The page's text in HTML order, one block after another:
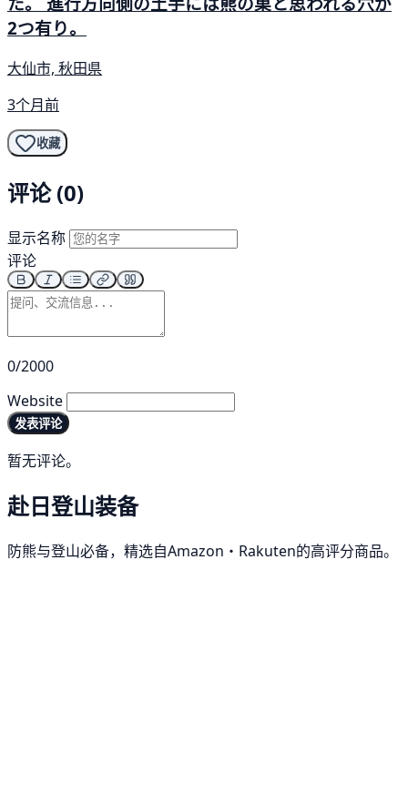
2つ有り。
大仙市, 秋田県
3个月前
收藏
评论 (0)
显示名称
评论
0/2000
Website
发表评论
暂无评论。
赴日登山装备
防熊与登山必备，精选自Amazon・Rakuten的高评分商品。